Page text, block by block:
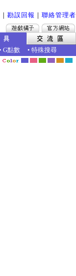
｜ 勘誤回報 ｜ 聯絡管理者
G點數 • 特殊搜尋